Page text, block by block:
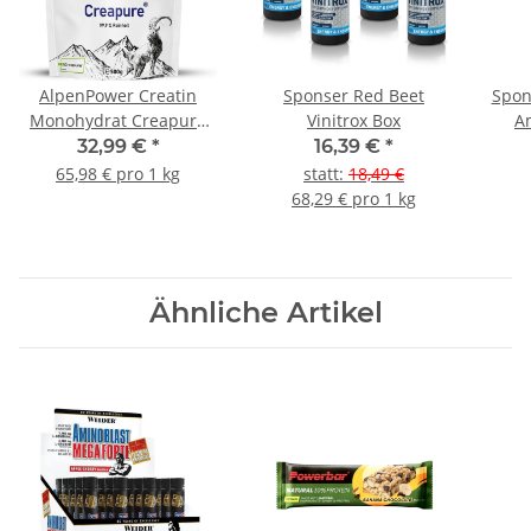
AlpenPower Creatin
Monohydrat Creapure
500 g
32,99 € *
65,98 € pro 1 kg
Sponser Red Beet
Vinitrox Box
16,39 € *
statt: 18,49 €
68,29 € pro 1 kg
Ähnliche Artikel